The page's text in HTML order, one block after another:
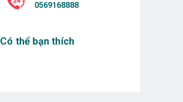
0569168888
Có thể bạn thích